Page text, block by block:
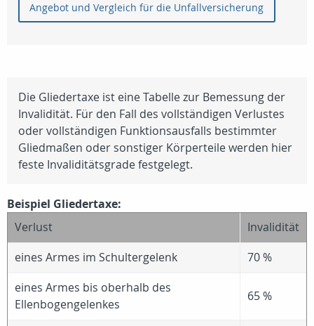
Angebot und Vergleich für die Unfallversicherung
Die Gliedertaxe ist eine Tabelle zur Bemessung der
Invalidität. Für den Fall des vollständigen Verlustes
oder vollständigen Funktionsausfalls bestimmter
Gliedmaßen oder sonstiger Körperteile werden hier
feste Invaliditätsgrade festgelegt.
Beispiel Gliedertaxe:
Verlust
Invalidität
eines Armes im Schultergelenk
70 %
eines Armes bis oberhalb des
Ellenbogengelenkes
65 %